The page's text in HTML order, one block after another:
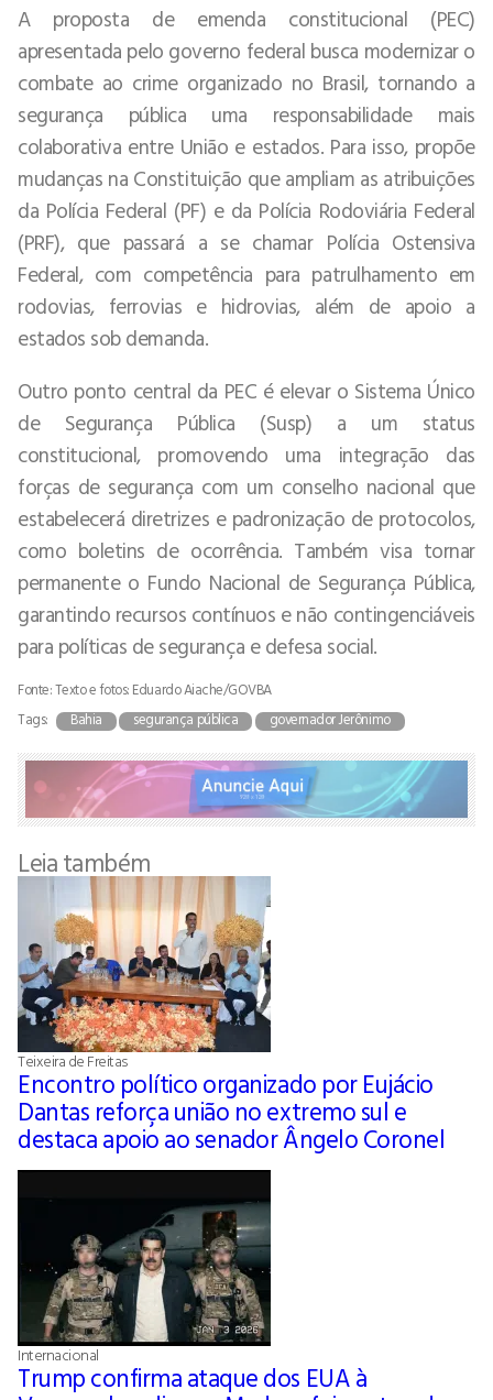
A proposta de emenda constitucional (PEC)
apresentada pelo governo federal busca modernizar o
combate ao crime organizado no Brasil, tornando a
segurança pública uma responsabilidade mais
colaborativa entre União e estados. Para isso, propõe
mudanças na Constituição que ampliam as atribuições
da Polícia Federal (PF) e da Polícia Rodoviária Federal
(PRF), que passará a se chamar Polícia Ostensiva
Federal, com competência para patrulhamento em
rodovias, ferrovias e hidrovias, além de apoio a
estados sob demanda.
Outro ponto central da PEC é elevar o Sistema Único
de Segurança Pública (Susp) a um status
constitucional, promovendo uma integração das
forças de segurança com um conselho nacional que
estabelecerá diretrizes e padronização de protocolos,
como boletins de ocorrência. Também visa tornar
permanente o Fundo Nacional de Segurança Pública,
garantindo recursos contínuos e não contingenciáveis
para políticas de segurança e defesa social.
Fonte: Texto e fotos: Eduardo Aiache/GOVBA
Tags:
Bahia segurança pública governador Jerônimo
Leia também
Teixeira de Freitas
Encontro político organizado por Eujácio
Dantas reforça união no extremo sul e
destaca apoio ao senador Ângelo Coronel
Internacional
Trump confirma ataque dos EUA à